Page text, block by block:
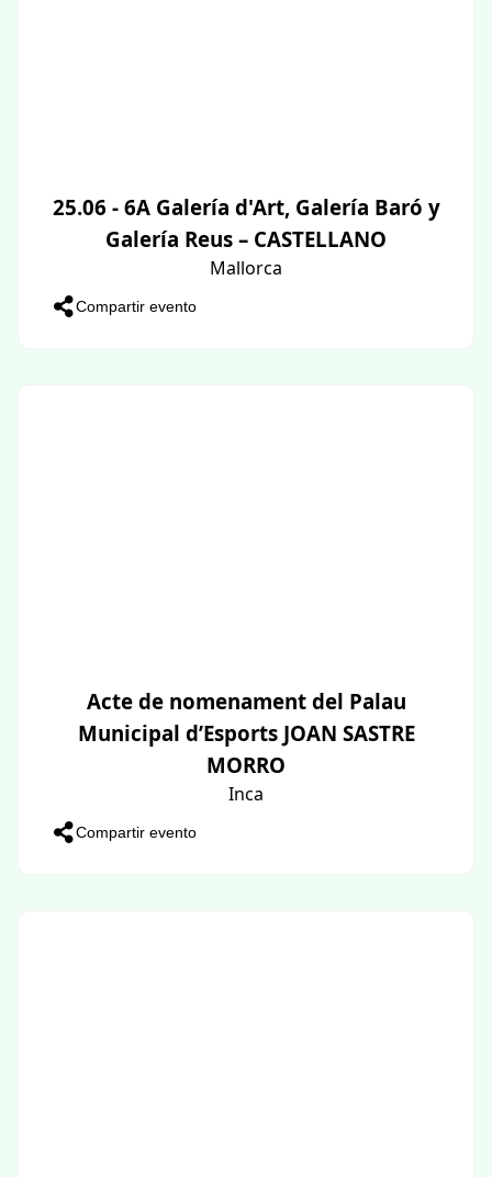
25.06 - 6A Galería d'Art, Galería Baró y
Galería Reus – CASTELLANO
Mallorca
Compartir evento
Acte de nomenament del Palau
Municipal d’Esports JOAN SASTRE
MORRO
Inca
Compartir evento